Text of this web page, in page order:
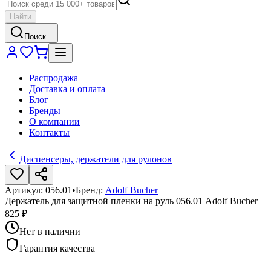
Найти
Поиск...
Распродажа
Доставка и оплата
Блог
Бренды
О компании
Контакты
Диспенсеры, держатели для рулонов
Артикул: 056.01 •Бренд: Adolf Bucher
Держатель для защитной пленки на руль 056.01 Adolf Bucher
825 ₽
Нет в наличии
Гарантия качества